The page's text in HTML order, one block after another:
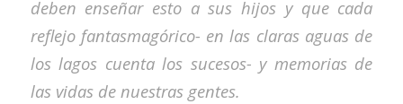
deben enseñar esto a sus hijos y que cada
reflejo fantasmagórico- en las claras aguas de
los lagos cuenta los sucesos- y memorias de
las vidas de nuestras gentes.